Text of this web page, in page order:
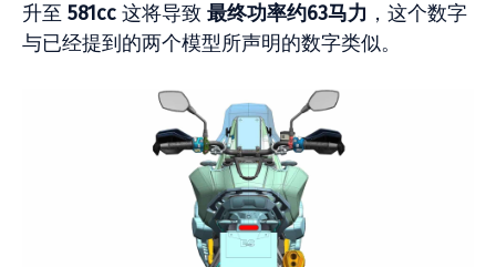
升至 581cc 这将导致 最终功率约63马力 ，这个数字
与已经提到的两个模型所声明的数字类似。